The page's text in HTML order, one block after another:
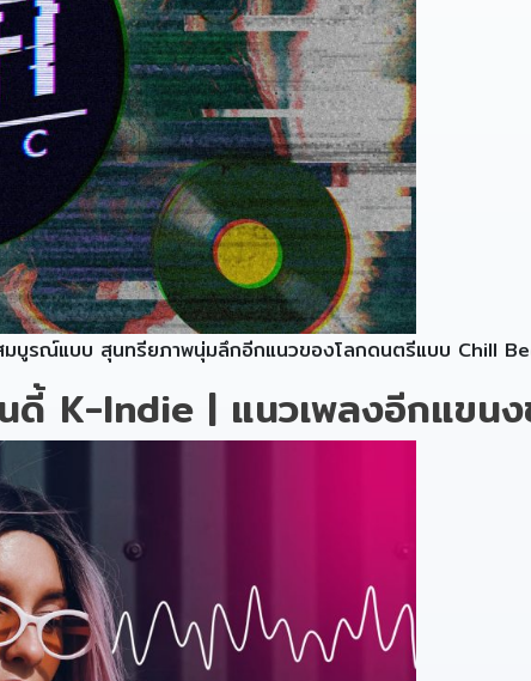
มบูรณ์แบบ สุนทรียภาพนุ่มลึกอีกแนวของโลกดนตรีแบบ Chill
K-Indie | แนวเพลงอีกแขนง